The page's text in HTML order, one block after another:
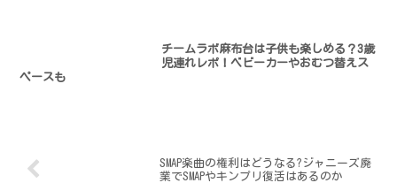
チームラボ麻布台は子供も楽しめる？3歳
児連れレポ！ベビーカーやおむつ替えス
ペースも
SMAP楽曲の権利はどうなる?ジャニーズ廃
業でSMAPやキンプリ復活はあるのか